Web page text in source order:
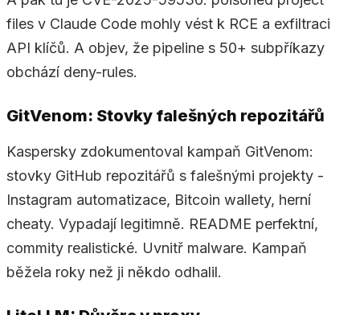
files v Claude Code mohly vést k RCE a exfiltraci
API klíčů. A objev, že pipeline s 50+ subpříkazy
obchází deny-rules.
GitVenom: Stovky falešných repozitářů
Kaspersky zdokumentoval kampaň GitVenom:
stovky GitHub repozitářů s falešnými projekty -
Instagram automatizace, Bitcoin wallety, herní
cheaty. Vypadají legitimně. README perfektní,
commity realistické. Uvnitř malware. Kampaň
běžela roky než ji někdo odhalil.